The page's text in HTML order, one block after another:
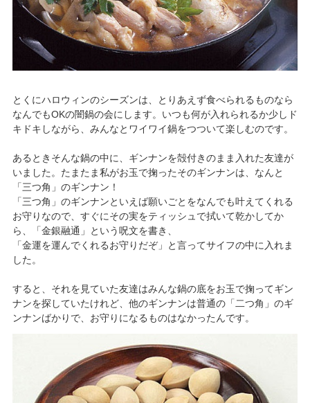
とくにハロウィンのシーズンは、とりあえず食べられるものなら
なんでもOKの闇鍋の会にします。いつも何が入れられるか少しド
キドキしながら、みんなとワイワイ鍋をつついて楽しむのです。
あるときそんな鍋の中に、ギンナンを殻付きのまま入れた友達が
いました。たまたま私がお玉で掬ったそのギンナンは、なんと
「三つ角」のギンナン！
「三つ角」のギンナンといえば願いごとをなんでも叶えてくれる
お守りなので、すぐにその実をティッシュで拭いて乾かしてか
ら、「金銀融通」という呪文を書き、
「金運を運んでくれるお守りだぞ」と言ってサイフの中に入れま
した。
すると、それを見ていた友達はみんな鍋の底をお玉で掬ってギン
ナンを探していたけれど、他のギンナンは普通の「二つ角」のギ
ンナンばかりで、お守りになるものはなかったんです。